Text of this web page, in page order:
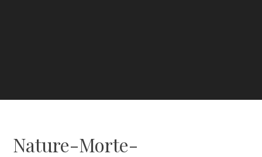
Nature-Morte-